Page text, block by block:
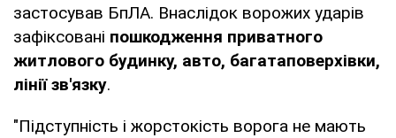
застосував БпЛА. Внаслідок ворожих ударів
зафіксовані пошкодження приватного
житлового будинку, авто, багатаповерхівки,
лінії зв'язку.
"Підступність і жорстокість ворога не мають